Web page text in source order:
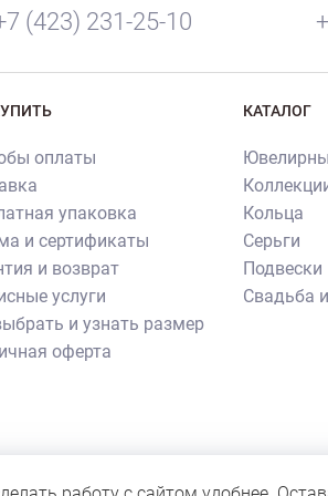
(423) 231-25-10
оплаты
упаковка
и сертификаты
и возврат
услуги
и узнать размер
оферта
КАТАЛОГ
Кольца
Серьги
Подвески
Свадьба
согласие правообладателя.